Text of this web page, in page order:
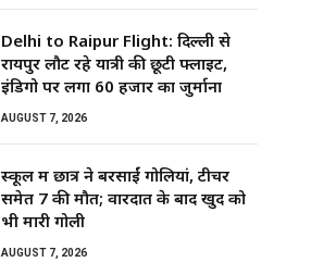
Delhi to Raipur Flight: दिल्ली से
रायपुर लौट रहे यात्री की छूटी फ्लाइट,
इंडिगो पर लगा 60 हजार का जुर्माना
AUGUST 7, 2026
स्कूल में छात्र ने बरसाईं गोलियां, टीचर
समेत 7 की मौत; वारदात के बाद खुद को
भी मारी गोली
AUGUST 7, 2026